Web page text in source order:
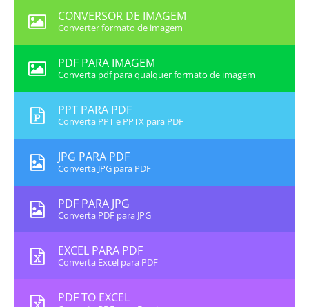
CONVERSOR DE IMAGEM
Converter formato de imagem
PDF PARA IMAGEM
Converta pdf para qualquer formato de imagem
PPT PARA PDF
Converta PPT e PPTX para PDF
JPG PARA PDF
Converta JPG para PDF
PDF PARA JPG
Converta PDF para JPG
EXCEL PARA PDF
Converta Excel para PDF
PDF TO EXCEL